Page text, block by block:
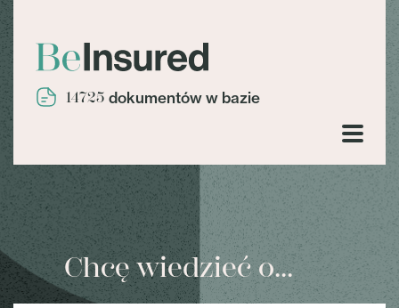
14725 dokumentów w bazie
Chcę wiedzieć o...